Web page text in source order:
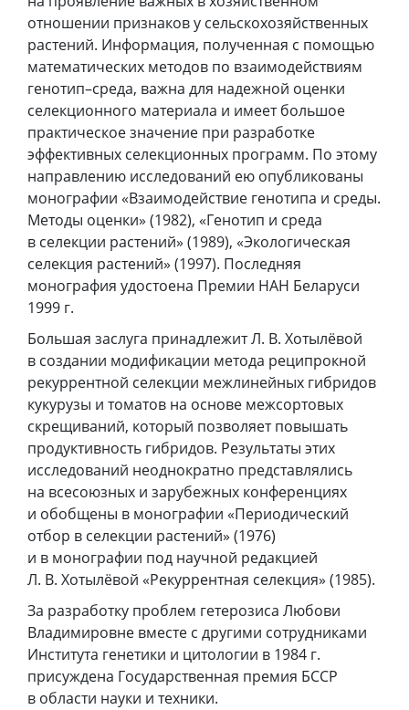
отношении признаков у сельскохозяйственных
растений. Информация, полученная с помощью
математических методов по взаимодействиям
генотип–среда, важна для надежной оценки
селекционного материала и имеет большое
практическое значение при разработке
эффективных селекционных программ. По этому
направлению исследований ею опубликованы
монографии «Взаимодействие генотипа и среды.
Методы оценки» (1982), «Генотип и среда
в селекции растений» (1989), «Экологическая
селекция растений» (1997). Последняя
монография удостоена Премии НАН Беларуси
1999 г.
Большая заслуга принадлежит Л. В. Хотылёвой
в создании модификации метода реципрокной
рекуррентной селекции межлинейных гибридов
кукурузы и томатов на основе межсортовых
скрещиваний, который позволяет повышать
продуктивность гибридов. Результаты этих
исследований неоднократно представлялись
на всесоюзных и зарубежных конференциях
и обобщены в монографии «Периодический
отбор в селекции растений» (1976)
и в монографии под научной редакцией
Л. В. Хотылёвой «Рекуррентная селекция» (1985).
За разработку проблем гетерозиса Любови
Владимировне вместе с другими сотрудниками
Института генетики и цитологии в 1984 г.
присуждена Государственная премия БССР
в области науки и техники.